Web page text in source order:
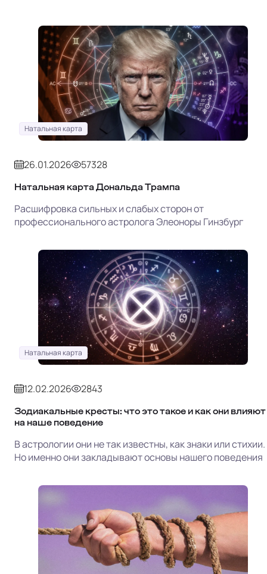
Натальная карта
26.01.2026 57328
Натальная карта Дональда Трампа
Расшифровка сильных и слабых сторон от
профессионального астролога Элеоноры Гинзбург
Натальная карта
12.02.2026 2843
Зодиакальные кресты: что это такое и как они влияют
на наше поведение
В астрологии они не так известны, как знаки или стихии.
Но именно они закладывают основы нашего поведения